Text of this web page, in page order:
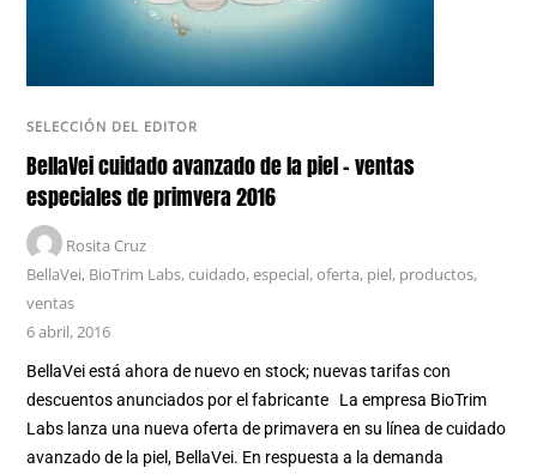
SELECCIÓN DEL EDITOR
BellaVei cuidado avanzado de la piel – ventas
especiales de primvera 2016
Rosita Cruz
BellaVei, BioTrim Labs,cuidado,especial,oferta, piel, productos,
ventas
6 abril, 2016
BellaVei está ahora de nuevo en stock; nuevas tarifas con
descuentos anunciados por el fabricante La empresa BioTrim
Labs lanza una nueva oferta de primavera en su línea de cuidado
avanzado de la piel, BellaVei. En respuesta a la demanda